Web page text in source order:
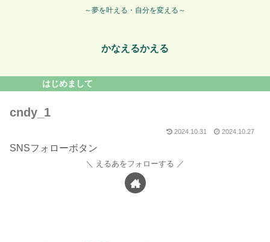
～夢を叶える・自分を変える～
かなえるかえる
はじめまして
cndy_1
2024.10.31 2024.10.27
SNSフォローボタン
えるあをフォローする